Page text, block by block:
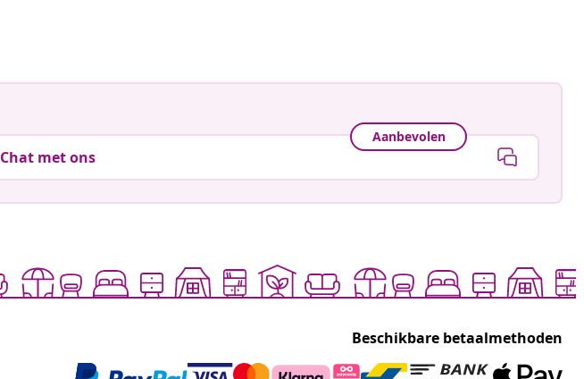
Aanbevolen
Chat met ons
Beschikbare betaalmethoden